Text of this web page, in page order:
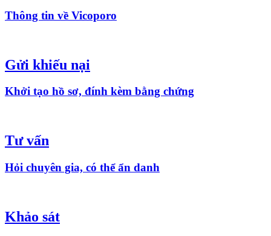
Thông tin về Vicoporo
Gửi khiếu nại
Khởi tạo hồ sơ, đính kèm bằng chứng
Tư vấn
Hỏi chuyên gia, có thể ẩn danh
Khảo sát